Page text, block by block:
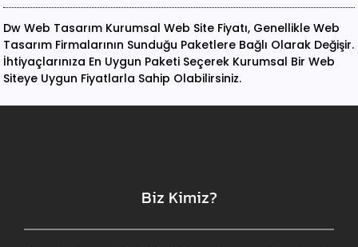
Dw Web Tasarım Kurumsal Web Site Fiyatı, Genellikle Web
Tasarım Firmalarının Sunduğu Paketlere Bağlı Olarak Değişir.
İhtiyaçlarınıza En Uygun Paketi Seçerek Kurumsal Bir Web
Siteye Uygun Fiyatlarla Sahip Olabilirsiniz.
Biz Kimiz?